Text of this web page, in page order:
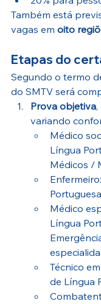
Também está
vagas em oito
Etapas do
Segundo o termo
do SMTV será
Prova objetiva
variando
Médico
Língua
Médicos /
Médico
Língua
Técnico
de Língua